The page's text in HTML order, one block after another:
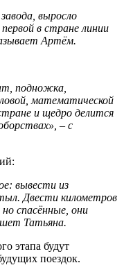
выросло
в стране линии
Артём.
подножка,
математической
и щедро делится
– с
вывести из
Двести километров
спасённые, они
Татьяна.
этапа будут
поездок.